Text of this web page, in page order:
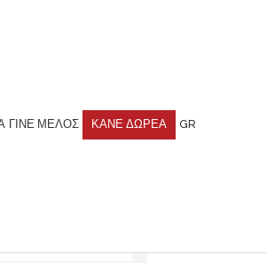
ΓΊΝΕ ΜΈΛΟΣ ΚΆΝΕ ΔΩΡΕΆ GR